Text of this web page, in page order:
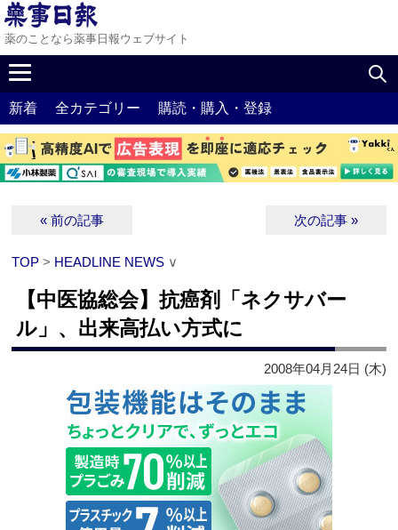
薬のことなら薬事日報ウェブサイト
新着 全カテゴリー 購読・購入・登録
« 前の記事 次の記事 »
TOP > HEADLINE NEWS ∨
【中医協総会】抗癌剤「ネクサバー
ル」、出来高払い方式に
2008年04月24日 (木)